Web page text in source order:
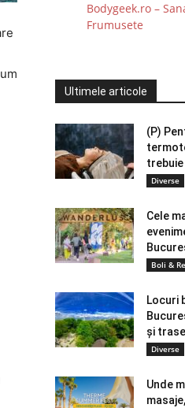
Bodygeek.ro –
Frumusete
Ultimele articole
(P)
Diverse
Cele
Boli &
Locuri
și
Diverse
Unde